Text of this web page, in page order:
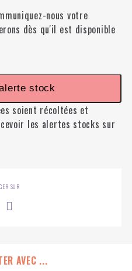
nous votre
dès qu'il est disponible
stock
soient récoltées et
les alertes stocks sur
SUR
AVEC ...